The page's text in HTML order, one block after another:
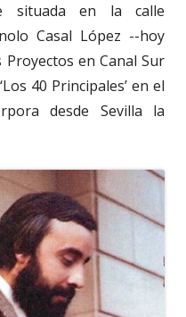
situada en la calle
Casal López --hoy
en Canal Sur
40 Principales’ en el
desde Sevilla la